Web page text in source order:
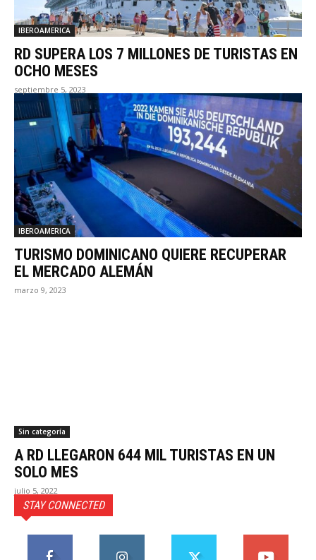
IBEROAMERICA
RD SUPERA LOS 7 MILLONES DE TURISTAS EN
OCHO MESES
septiembre 5, 2023
IBEROAMERICA
TURISMO DOMINICANO QUIERE RECUPERAR
EL MERCADO ALEMÁN
marzo 9, 2023
Sin categoría
A RD LLEGARON 644 MIL TURISTAS EN UN
SOLO MES
julio 5, 2022
STAY CONNECTED